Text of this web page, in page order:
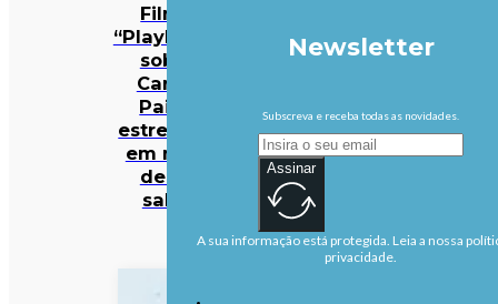
Filme
“Playback”
sobre
Carlos
Paião
estreia-se
em mais
de 50
salas
Newsletter
Subscreva e receba todas as novidades.
Assinar
A sua informação está protegida. Leia a nossa
privacidade.